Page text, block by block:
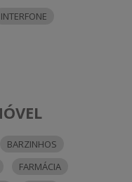
INTERFONE
BARZINHOS
FARMÁCIA